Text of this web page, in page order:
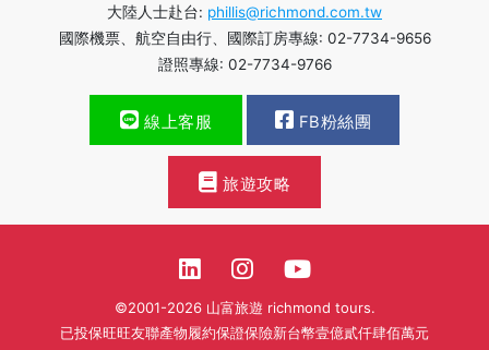
大陸人士赴台: phillis@richmond.com.tw
國際機票、航空自由行、國際訂房專線: 02-7734-9656
證照專線: 02-7734-9766
線上客服 FB粉絲團
旅遊攻略
©2001-2026 山富旅遊 richmond tours.
已投保旺旺友聯產物履約保證保險新台幣壹億貳仟肆佰萬元